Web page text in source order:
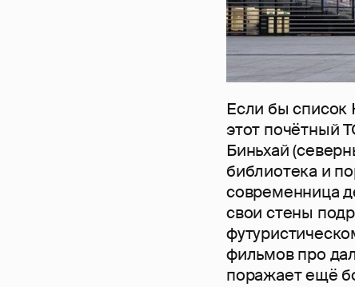
Если бы список
этот почётный
Биньхай
библиотека и
современница
свои стены
фильмов про
поражает ещё